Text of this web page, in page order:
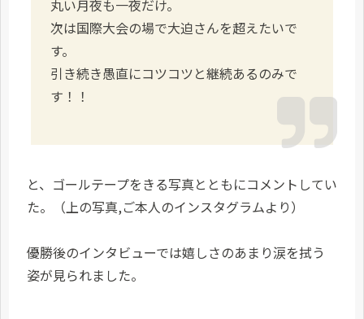
丸い月夜も一夜だけ。
次は国際大会の場で大迫さんを超えたいで
す。
引き続き愚直にコツコツと継続あるのみで
す！！
と、ゴールテープをきる写真とともにコメントしてい
た。（上の写真,ご本人のインスタグラムより）
優勝後のインタビューでは嬉しさのあまり涙を拭う
姿が見られました。